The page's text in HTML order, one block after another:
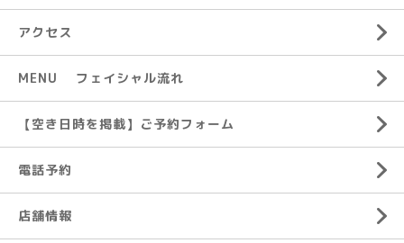
アクセス
MENU フェイシャル流れ
【空き日時を掲載】ご予約フォーム
電話予約
店舗情報